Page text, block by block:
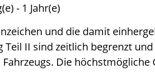
- 1 Jahr(e)
und die damit
Teil II sind zeitlich begrenzt
Die höchstmögliche